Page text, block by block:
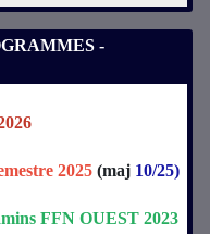
-
2025(maj 10/25)
FFN OUEST 2023